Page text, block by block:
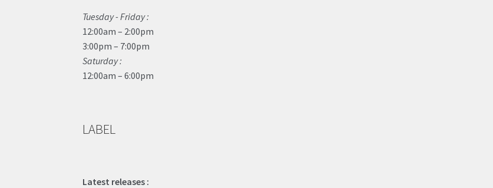
Tuesday - Friday :
12:00am – 2:00pm
3:00pm – 7:00pm
Saturday :
12:00am – 6:00pm
LABEL
Latest releases :